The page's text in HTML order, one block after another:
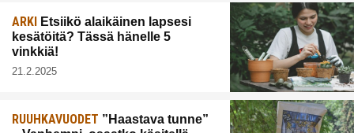
ARKI Etsiikö alaikäinen lapsesi
kesätöitä? Tässä hänelle 5
vinkkiä!
21.2.2025
RUUHKAVUODET ”Haastava tunne”